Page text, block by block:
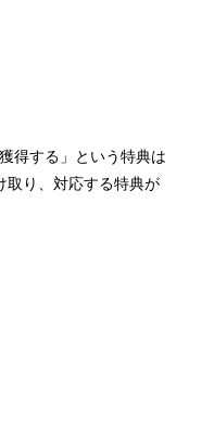
得する」という特典は
取り、対応する特典が